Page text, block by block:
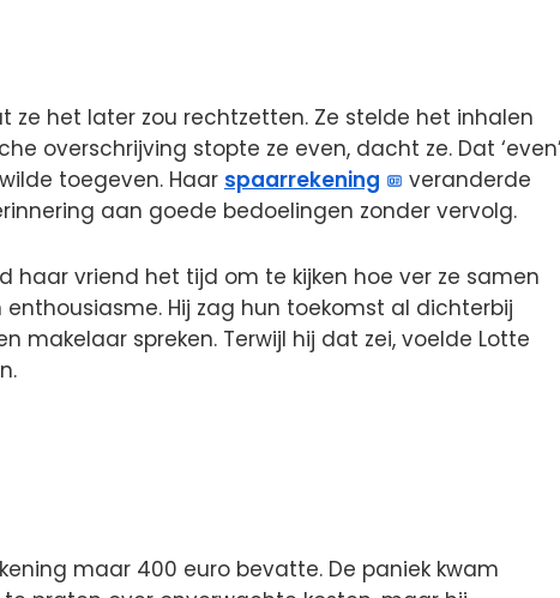
ze het later zou rechtzetten. Ze stelde het inhalen
overschrijving stopte ze even, dacht ze. Dat ‘even’
toegeven. Haar spaarrekening
veranderde
aan goede bedoelingen zonder vervolg.
haar vriend het tijd om te kijken hoe ver ze samen
enthousiasme. Hij zag hun toekomst al dichterbij
makelaar spreken. Terwijl hij dat zei, voelde Lotte
maar 400 euro bevatte. De paniek kwam